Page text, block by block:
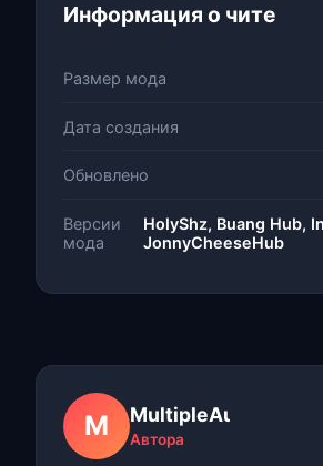
Информация о чите
Размер мода
Дата создания
Обновлено
Версии
мода
HolyShz, Buang Hub,
JonnyCheeseHub
M MultipleAuthors
Автора